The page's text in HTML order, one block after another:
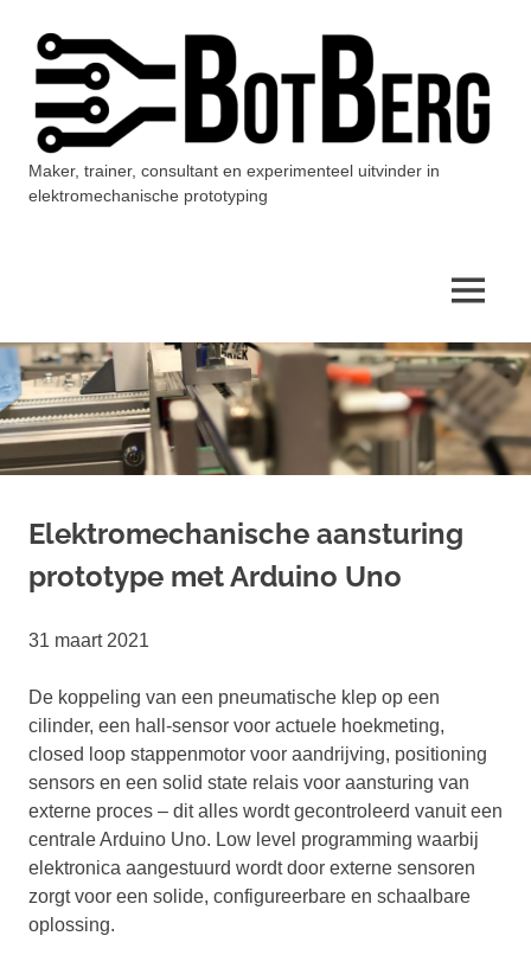
inhoud
BotBerg
Maker, trainer, consultant en experimenteel uitvinder in
elektromechanische prototyping
MENU
Elektromechanische aansturing
prototype met Arduino Uno
31 maart 2021
De koppeling van een pneumatische klep op een
cilinder, een hall-sensor voor actuele hoekmeting,
closed loop stappenmotor voor aandrijving, positioning
sensors en een solid state relais voor aansturing van
externe proces – dit alles wordt gecontroleerd vanuit een
centrale Arduino Uno. Low level programming waarbij
elektronica aangestuurd wordt door externe sensoren
zorgt voor een solide, configureerbare en schaalbare
oplossing.